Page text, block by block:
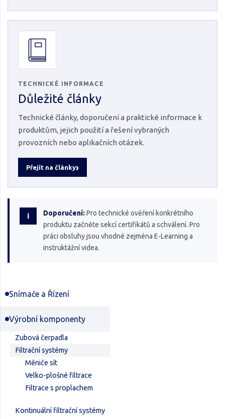
TECHNICKÉ INFORMACE
Důležité články
Technické články, doporučení a praktické informace k
produktům, jejich použití a řešení vybraných
provozních nebo aplikačních otázek.
Přejít na články
i Doporučení: Pro technické ověření konkrétního
produktu začněte sekcí certifikátů a schválení. Pro
práci obsluhy jsou vhodné zejména E-Learning a
instruktážní videa.
Snímače a Řízení
Výrobní komponenty
Zubová čerpadla
Filtrační systémy
Měniče sít
Velko-plošné filtrace
Filtrace s proplachem
Kontinuální filtrační systémy